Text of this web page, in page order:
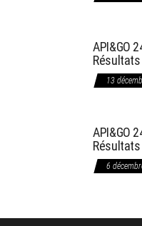
API&GO
Résultats
13
API&GO
Résultats
6